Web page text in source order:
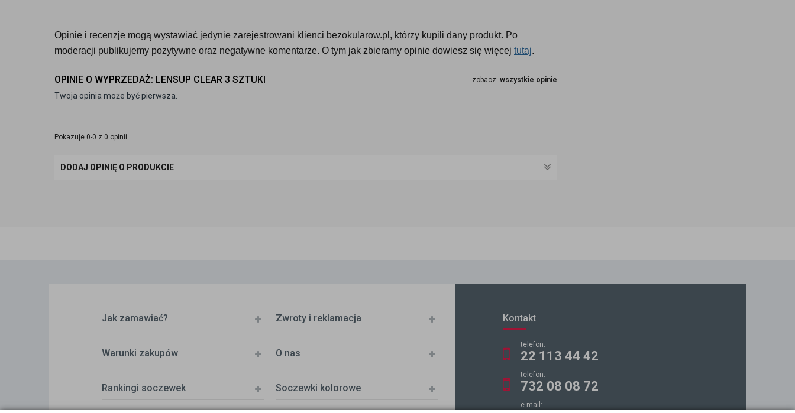
Opinie i recenzje mogą wystawiać jedynie zarejestrowani klienci bezokularow.pl, którzy kupili dany produkt. Po
moderacji publikujemy pozytywne oraz negatywne komentarze. O tym jak zbieramy opinie dowiesz się więcej tutaj.
OPINIE O WYPRZEDAŻ: LENSUP CLEAR 3 SZTUKI zobacz: wszystkie opinie
Twoja opinia może być pierwsza.
Pokazuje 0-0 z 0 opinii
DODAJ OPINIĘ O PRODUKCIE
Jak zamawiać? Zwroty i reklamacja
Warunki zakupów O nas
Rankingi soczewek Soczewki kolorowe
Kontakt
telefon:
22 113 44 42
telefon:
732 08 08 72
e-mail: